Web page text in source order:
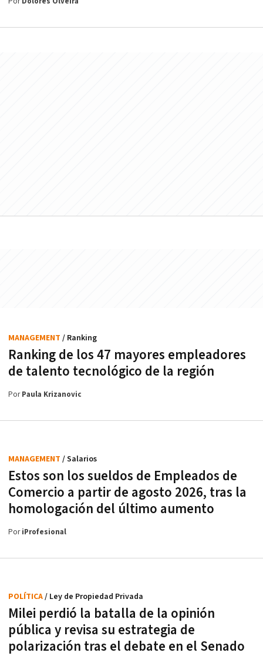
Ranking de los 47 mayores empleadores
de talento tecnológico de la región
MANAGEMENT / Ranking
PorPaula Krizanovic
Estos son los sueldos de Empleados de
Comercio a partir de agosto 2026, tras la
homologación del último aumento
MANAGEMENT / Salarios
PoriProfesional
Milei perdió la batalla de la opinión
pública y revisa su estrategia de
polarización tras el debate en el Senado
POLÍTICA/ Ley de Propiedad Privada